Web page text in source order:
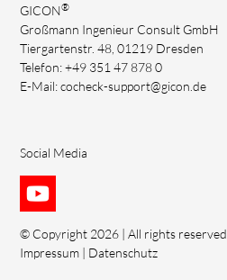
GICON®
Großmann Ingenieur Consult GmbH
Tiergartenstr. 48, 01219 Dresden
Telefon: +49 351 47 878 0
E-Mail:cocheck-support@gicon.de
Social Media
© Copyright 2026 | All rights reserved
Impressum | Datenschutz